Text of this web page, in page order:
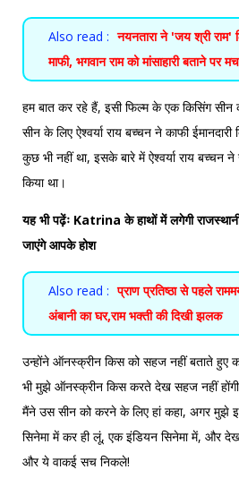
Also read : नयनतारा ने 'जय श्री राम'
माफी, भगवान राम को मांसाहारी बताने पर
हम बात कर रहे हैं, इसी फिल्म के एक किसिंग सीन
सीन के लिए ऐश्वर्या राय बच्चन ने काफी
कुछ भी नहीं था, इसके बारे में ऐश्वर्या राय
किया था।
यह भी पढ़ेंः Katrina के हाथों में लगेगी
जाएंगे आपके होश
Also read : प्राण प्रतिष्ठा से पहले
अंबानी का घर,राम भक्ती की दिखी झलक
उन्होंने ऑनस्क्रीन किस को सहज नहीं बताते हुए
भी मुझे ऑनस्क्रीन किस करते देख सहज नहीं
मैंने उस सीन को करने के लिए हां कहा, अगर मुझे
सिनेमा में कर ही लूं, एक इंडियन सिनेमा में, और
और ये वाकई सच निकले!